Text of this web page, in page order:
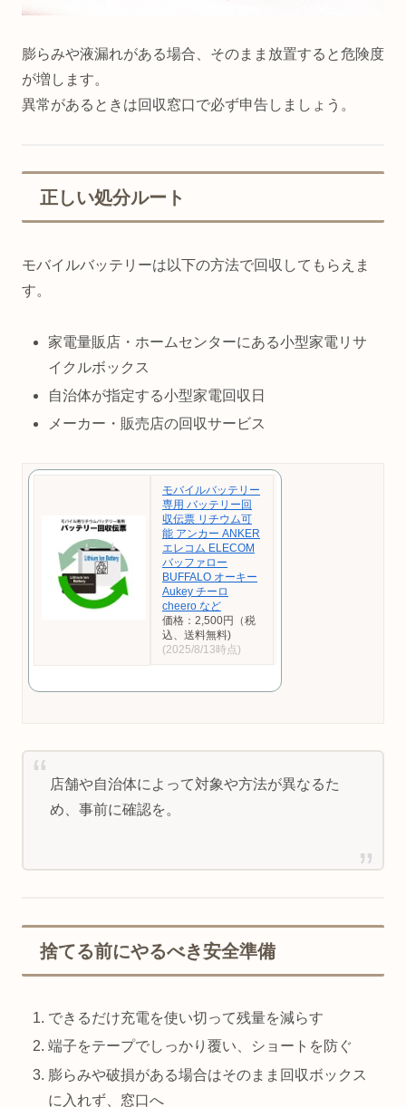
膨らみや液漏れがある場合、そのまま放置すると危険度
が増します。
異常があるときは回収窓口で必ず申告しましょう。
正しい処分ルート
モバイルバッテリーは以下の方法で回収してもらえま
す。
家電量販店・ホームセンターにある小型家電リサ
イクルボックス
自治体が指定する小型家電回収日
メーカー・販売店の回収サービス
モバイルバッテリー
専用 バッテリー回
収伝票 リチウム可
能 アンカー ANKER
エレコム ELECOM
バッファロー
BUFFALO オーキー
Aukey チーロ
cheero など
価格：2,500円（税
込、送料無料)
(2025/8/13時点)
店舗や自治体によって対象や方法が異なるた
め、事前に確認を。
捨てる前にやるべき安全準備
できるだけ充電を使い切って残量を減らす
端子をテープでしっかり覆い、ショートを防ぐ
膨らみや破損がある場合はそのまま回収ボックス
に入れず、窓口へ